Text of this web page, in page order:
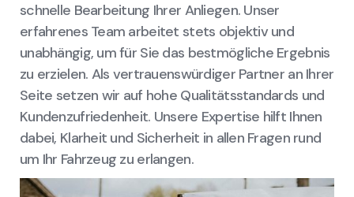
schnelle Bearbeitung Ihrer Anliegen. Unser
erfahrenes Team arbeitet stets objektiv und
unabhängig, um für Sie das bestmögliche Ergebnis
zu erzielen. Als vertrauenswürdiger Partner an Ihrer
Seite setzen wir auf hohe Qualitätsstandards und
Kundenzufriedenheit. Unsere Expertise hilft Ihnen
dabei, Klarheit und Sicherheit in allen Fragen rund
um Ihr Fahrzeug zu erlangen.